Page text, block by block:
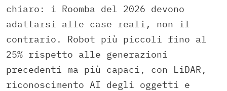
chiaro: i Roomba del 2026 devono
adattarsi alle case reali, non il
contrario. Robot più piccoli fino al
25% rispetto alle generazioni
precedenti ma più capaci, con LiDAR,
riconoscimento AI degli oggetti e